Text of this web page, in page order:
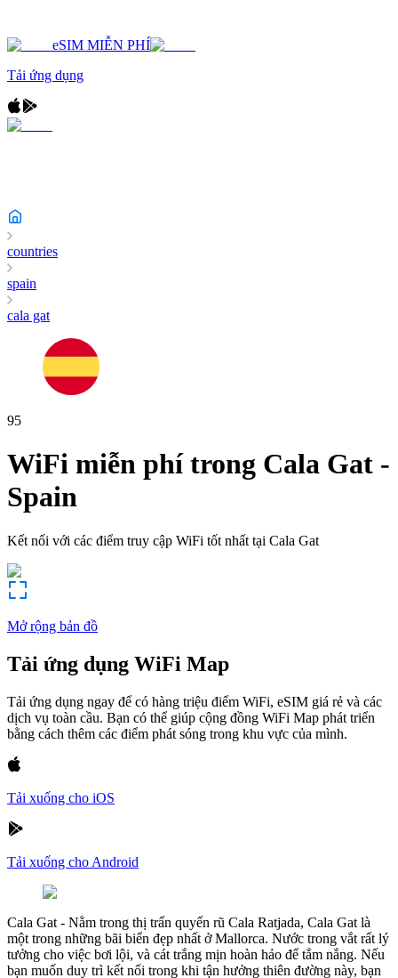
eSIM MIỄN PHÍ
Tải ứng dụng
countries
spain
cala gat
95
WiFi miễn phí trong Cala Gat -
Spain
Kết nối với các điểm truy cập WiFi tốt nhất tại Cala Gat
Mở rộng bản đồ
Tải ứng dụng WiFi Map
Tải ứng dụng ngay để có hàng triệu điểm WiFi, eSIM giá rẻ và các
dịch vụ toàn cầu. Bạn có thể giúp cộng đồng WiFi Map phát triển
bằng cách thêm các điểm phát sóng trong khu vực của mình.
Tải xuống cho iOS
Tải xuống cho Android
Cala Gat - Nằm trong thị trấn quyến rũ Cala Ratjada, Cala Gat là
một trong những bãi biển đẹp nhất ở Mallorca. Nước trong vắt rất lý
tưởng cho việc bơi lội, và cát trắng mịn hoàn hảo để tắm nắng. Nếu
bạn muốn duy trì kết nối trong khi tận hưởng thiên đường này, bạn